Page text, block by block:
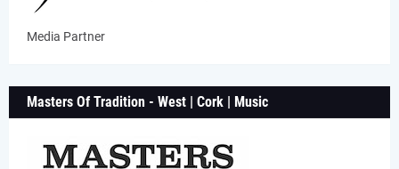
Media Partner
Masters Of Tradition - West | Cork | Music